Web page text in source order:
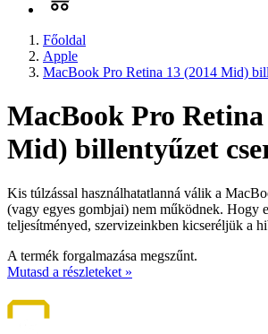
Főoldal
Apple
MacBook Pro Retina 13 (2014 Mid)
MacBook Pro Retina
Mid) billentyűzet
Kis túlzással használhatatlanná válik a
(vagy egyes gombjai) nem működnek. Hogy
teljesítményed, szervizeinkben kicseréljük a
A termék forgalmazása megszűnt.
Mutasd a részleteket »